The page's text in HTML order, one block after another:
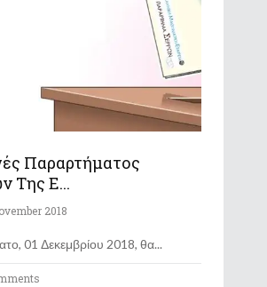
Παραρτήματος
Της Ε...
2018
01 Δεκεμβρίου 2018, θα